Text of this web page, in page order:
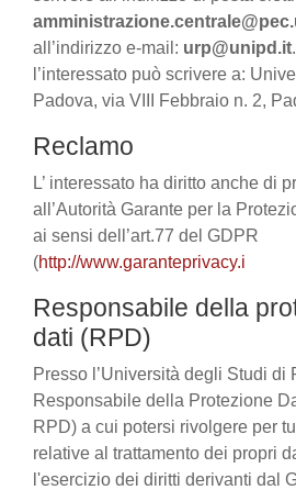
all’indirizzo e-mail: urp@unipd.it
l’interessato può scrivere a:
Padova, via VIII Febbraio n. 2,
Reclamo
L’ interessato ha diritto anche di
all’Autorità Garante per la
ai sensi dell’art.77 del GDPR
(http://www.garanteprivacy.i
Responsabile della
dati (RPD)
Presso l’Università degli Studi di
Responsabile della Protezione
RPD) a cui potersi rivolgere per
relative al trattamento dei propri
l'esercizio dei diritti derivanti dal